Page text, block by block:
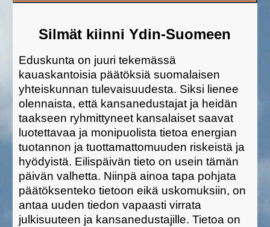
Silmät kiinni Ydin-Suomeen
Eduskunta on juuri tekemässä
kauaskantoisia päätöksiä suomalaisen
yhteiskunnan tulevaisuudesta. Siksi lienee
olennaista, että kansanedustajat ja heidän
taakseen ryhmittyneet kansalaiset saavat
luotettavaa ja monipuolista tietoa energian
tuotannon ja tuottamattomuuden riskeistä ja
hyödyistä. Eilispäivän tieto on usein tämän
päivän valhetta. Niinpä ainoa tapa pohjata
päätöksenteko tietoon eikä uskomuksiin, on
antaa uuden tiedon vapaasti virrata
julkisuuteen ja kansanedustajille. Tietoa on